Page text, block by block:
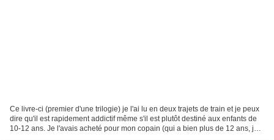
Ce livre-ci (premier d'une trilogie) je l'ai lu en deux trajets de train et je peux
dire qu'il est rapidement addictif même s'il est plutôt destiné aux enfants de
10-12 ans. Je l'avais acheté pour mon copain (qui a bien plus de 12 ans, je